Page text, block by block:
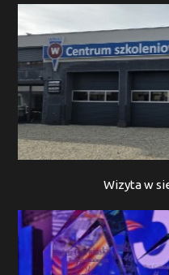
Wizyta w